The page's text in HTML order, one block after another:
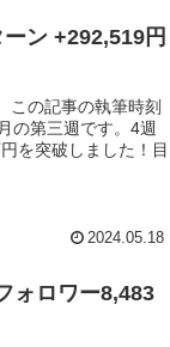
ン +292,519円
この記事の執筆時刻
の第三週です。4週
を突破しました！目
2024.05.18
ォロワー8,483